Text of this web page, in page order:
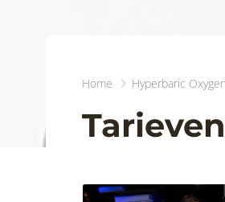
Home Hyperbaric